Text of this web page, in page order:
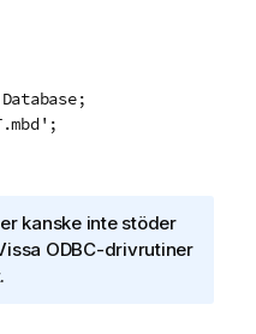
kanske inte stöder
ODBC-drivrutiner